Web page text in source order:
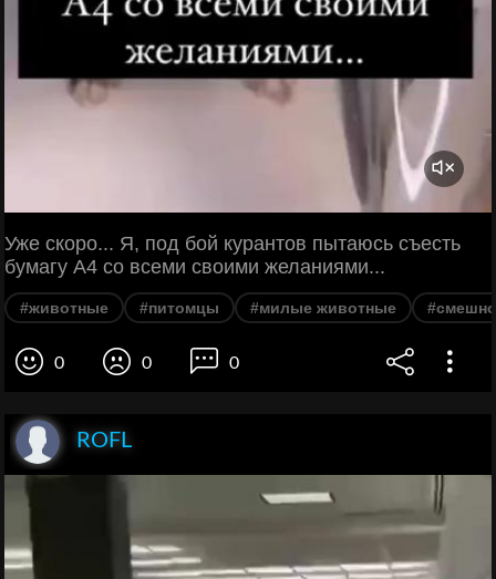
Уже скоро... Я, под бой курантов пытаюсь съесть
бумагу A4 со всеми своими желаниями...
#животные #питомцы #милые животные
0 0 0
ROFL